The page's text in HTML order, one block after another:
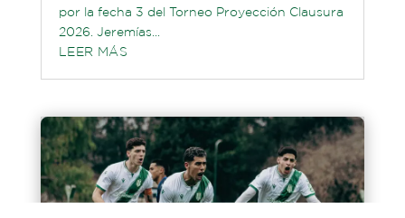
por la fecha 3 del Torneo Proyección Clausura
2026. Jeremías...
LEER MÁS